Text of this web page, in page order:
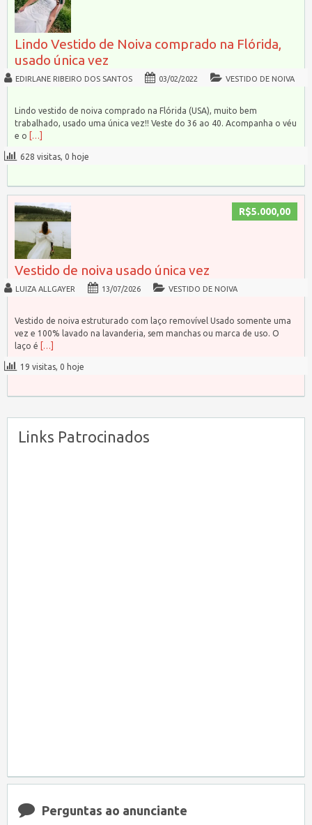
Lindo Vestido de Noiva comprado na Flórida,
usado única vez
EDIRLANE RIBEIRO DOS SANTOS 03/02/2022 VESTIDO DE NOIVA
Lindo vestido de noiva comprado na Flórida (USA), muito bem
trabalhado, usado uma única vez!! Veste do 36 ao 40. Acompanha o véu
e o […]
628 visitas, 0 hoje
R$5.000,00
Vestido de noiva usado única vez
LUIZA ALLGAYER 13/07/2026 VESTIDO DE NOIVA
Vestido de noiva estruturado com laço removível Usado somente uma
vez e 100% lavado na lavanderia, sem manchas ou marca de uso. O
laço é […]
19 visitas, 0 hoje
Links Patrocinados
Perguntas ao anunciante